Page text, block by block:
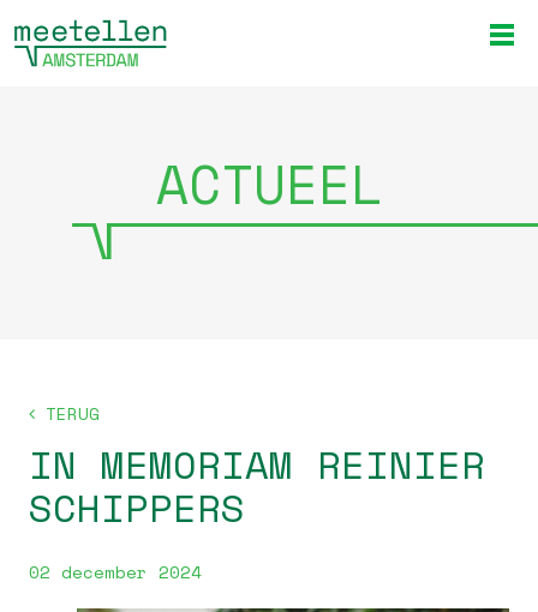
ACTUEEL
TERUG
IN MEMORIAM REINIER
SCHIPPERS
02 december 2024